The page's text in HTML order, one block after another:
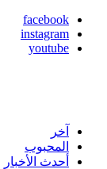
facebook
instagram
youtube
آخر
المحبوب
أحدث الأخبار